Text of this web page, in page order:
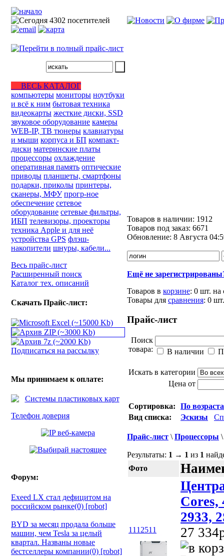
ВЕСЬ КАТАЛОГ
компьютеры мониторы ноутбуки
и всё к ним бытовая техника
видеокарты жесткие диски, SSD
звуковое оборудование камеры
WEB-IP, ТВ тюнеры клавиатуры
и мыши корпуса и БП компакт-
диски материнские платы
процессоры охлаждение
оперативная память оптические
приводы планшеты, смартфоны
подарки, приколы принтеры,
сканеры, МФУ прогр-ное
обеспечение сетевое
оборудование сетевые фильтры,
ИБП телевизоры, проекторы
техника Apple и для неё
устройства GPS флэш-
накопители шнуры, кабели...
Весь прайс-лист
Расширенный поиск
Каталог тех. описаний
Скачать Прайс-лист:
Подписаться на рассылку
Мы принимаем к оплате:
Телефон доверия
Форум:
Exeed LX стал дефицитом на
российском рынке(0) [robot]
BYD за месяц продала больше
машин, чем Tesla за целый
квартал. Названы новые
бестселлеры компании(0) [robot]
Товаров в наличии: 1912
Товаров под заказ: 6671
Обновление: 8 Августа
Ещё не
Товаров в корзине: 0 шт. на
Товары для сравнения: 0 шт.
Прайс-лист
Поиск
товара:
В наличии
Искать в категории
Цена от
Сортировка:
По
Вид списка:
Эскизы
Прайс-лист \Процессоры
Результаты: 1 → 1 из 1
Фото
1112511
Cores,
2933,
27